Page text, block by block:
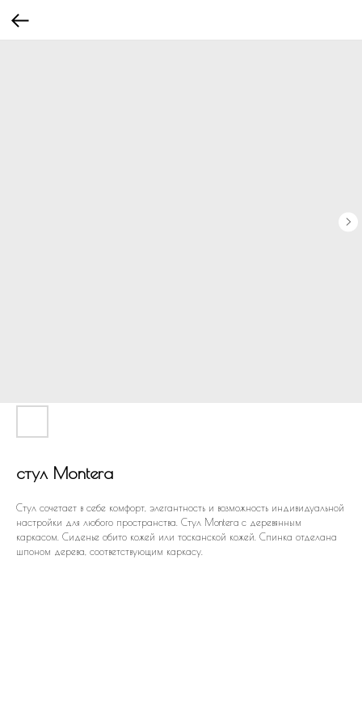
стул Montera
Стул сочетает в себе комфорт, элегантность и возможность индивидуальной
настройки для любого пространства. Стул Montera с деревянным
каркасом. Сиденье обито кожей или тосканской кожей. Спинка отделана
шпоном дерева, соответствующим каркасу.